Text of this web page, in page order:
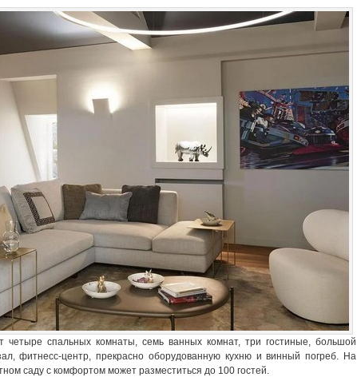
четыре спальных комнаты, семь ванных комнат, три гостиные, большой
фитнесс-центр, прекрасно оборудованную кухню и винный погреб. На
саду с комфортом может разместиться до 100 гостей.